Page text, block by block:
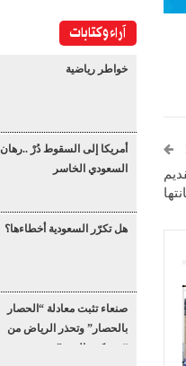
آراء وكتابات
خواطر رياضية
أمريكا إلى السقوط دُرْ ..رهان
السعودي الخاسر
هل تكرّر السعودية أخطاءها؟
صنعاء تثبت معادلة “الحصار
بالحصار” وتحذر الرياض من
“عسكرة البحر”